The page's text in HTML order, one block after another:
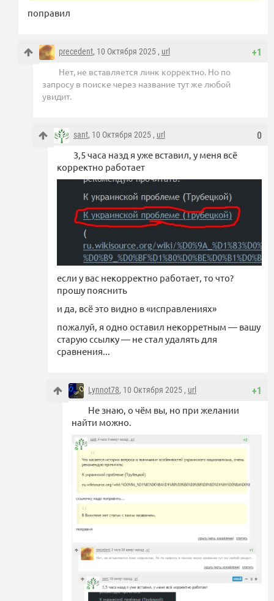
поправил
+1
precedent, 10 Октября 2025 , url
Нет, не вставляется линк корректно. Но по
запросу в поиске через название тут же любой
увидит.
0
sant, 10 Октября 2025 , url
3,5 часа назд я уже вставил, у меня всё
корректно работает
если у вас некорректно работает, то что?
прошу пояснить
и да, всё это видно в «исправлениях»
пожалуй, я одно оставил некорретным — вашу
старую ссылку — не стал удалять для
сравнения...
+1
Lynnot78, 10 Октября 2025 , url
Не знаю, о чём вы, но при желании
найти можно.